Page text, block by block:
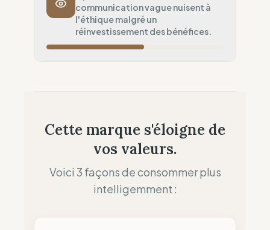
Risque de fret aérien
Ancrage Local 50
Présence physique (Réseau de boutiques)
communication vague nuisent à
l'éthique malgré un
réinvestissement des bénéfices.
Standard (Réinvestissement interne)
Clarté des Allégations
Cette marque s'éloigne de
vos valeurs.
Voici 3 façons de consommer plus
intelligemment :